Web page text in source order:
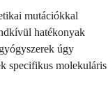
mutációkkal
hatékonyak
úgy
specifikus molekuláris